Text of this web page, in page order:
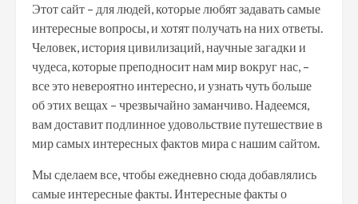
Этот сайт – для людей, которые любят задавать самые
интересные вопросы, и хотят получать на них ответы.
Человек, история цивилизаций, научные загадки и
чудеса, которые преподносит нам мир вокруг нас, –
все это невероятно интересно, и узнать чуть больше
об этих вещах – чрезвычайно заманчиво. Надеемся,
вам доставит подлинное удовольствие путешествие в
мир самых интересных фактов мира с нашим сайтом.
Мы сделаем все, чтобы ежедневно сюда добавлялись
самые интересные факты. Интересные факты о